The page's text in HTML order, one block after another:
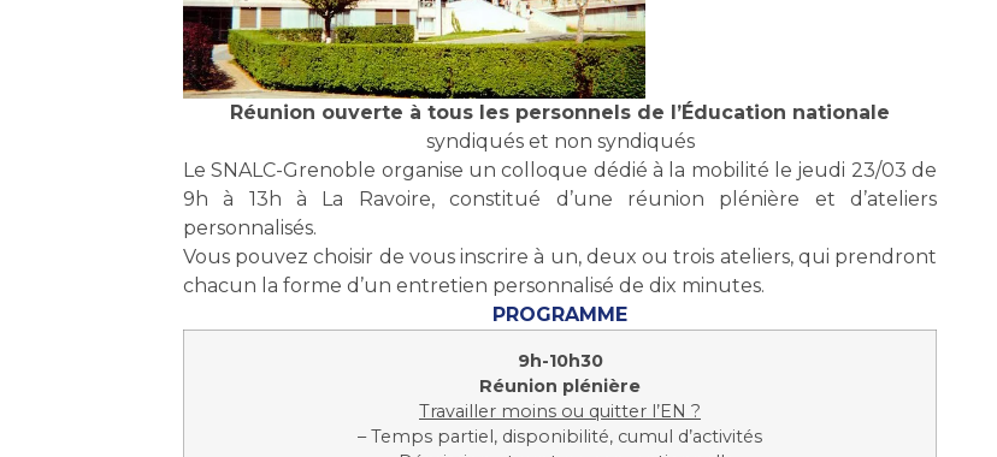
Réunion ouverte à tous les personnels de l’Éducation nationale
syndiqués et non syndiqués
Le SNALC-Grenoble organise un colloque dédié à la mobilité le jeudi 23/03 de
9h à 13h à La Ravoire, constitué d’une réunion plénière et d’ateliers
personnalisés.
Vous pouvez choisir de vous inscrire à un, deux ou trois ateliers, qui prendront
chacun la forme d’un entretien personnalisé de dix minutes.
PROGRAMME
9h-10h30
Réunion plénière
Travailler moins ou quitter l’EN ?
– Temps partiel, disponibilité, cumul d’activités